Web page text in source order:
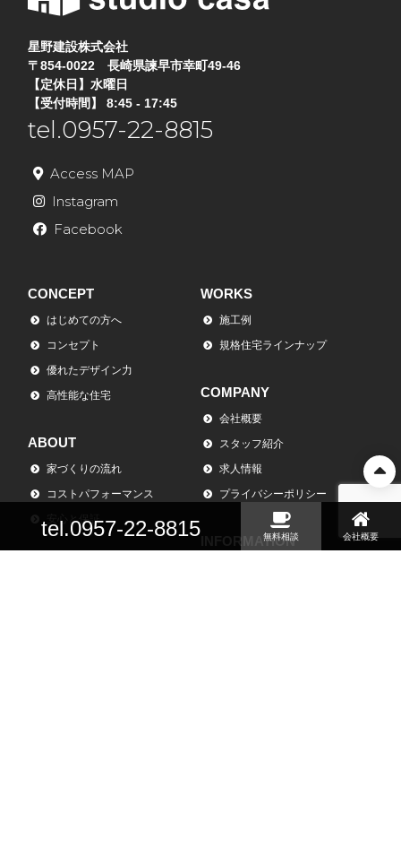
星野建設株式会社
〒854-0022 長崎県諫早市幸町49-46
【定休日】水曜日
【受付時間】 8:45 - 17:45
tel.0957-22-8815
Access MAP
Instagram
Facebook
CONCEPT
はじめての方へ
コンセプト
優れたデザイン力
高性能な住宅
ABOUT
家づくりの流れ
コストパフォーマンス
安心と保証
WORKS
施工例
規格住宅ラインナップ
COMPANY
会社概要
スタッフ紹介
求人情報
プライバシーポリシー
INFORMATION
tel.0957-22-8815 無料相談 会社概要